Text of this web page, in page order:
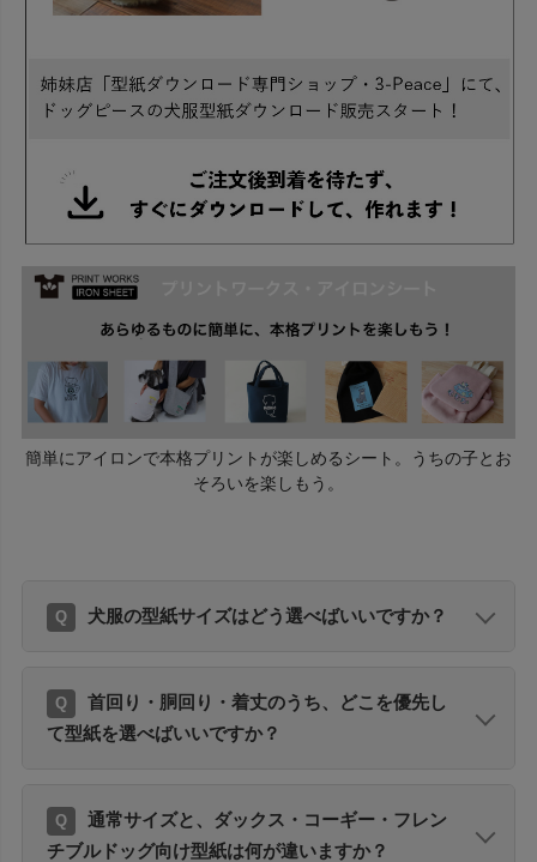
簡単にアイロンで本格プリントが楽しめるシート。うちの子とお
そろいを楽しもう。
犬服の型紙サイズはどう選べばいいですか？
首回り・胴回り・着丈のうち、どこを優先し
て型紙を選べばいいですか？
通常サイズと、ダックス・コーギー・フレン
チブルドッグ向け型紙は何が違いますか？